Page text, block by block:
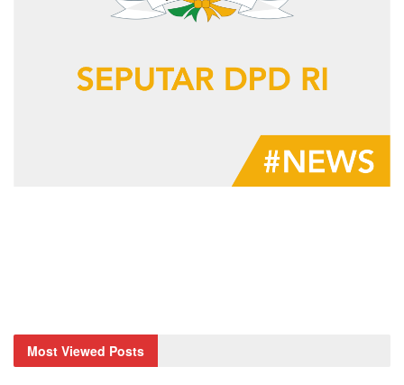
Most Viewed Posts